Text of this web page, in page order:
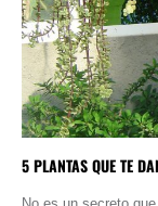
5 PLANTAS QUE TE